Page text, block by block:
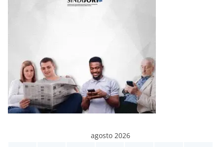
agosto 2026